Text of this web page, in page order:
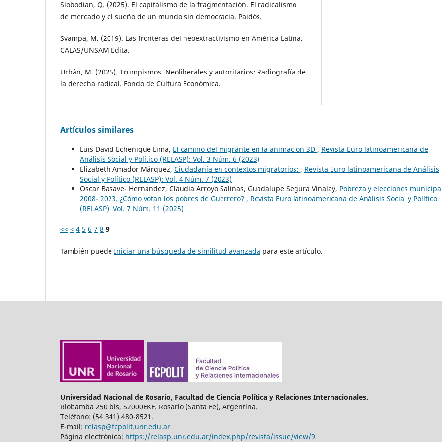
Slobodian, Q. (2025). El capitalismo de la fragmentación. El radicalismo
de mercado y el sueño de un mundo sin democracia. Paidós.
Svampa, M. (2019). Las fronteras del neoextractivismo en América Latina.
CALAS/UNSAM Edita.
Urbán, M. (2025). Trumpismos. Neoliberales y autoritarios: Radiografía de
la derecha radical. Fondo de Cultura Económica.
Artículos similares
Luis David Echenique Lima, El camino del migrante en la animación 3D , Revista Euro latinoamericana de
Análisis Social y Político (RELASP): Vol. 3 Núm. 6 (2023)
Elizabeth Amador Márquez, Ciudadanía en contextos migratorios: , Revista Euro latinoamericana de Análisis
Social y Político (RELASP): Vol. 4 Núm. 7 (2023)
Oscar Basave- Hernández, Claudia Arroyo Salinas, Guadalupe Segura Vinalay, Pobreza y elecciones
2008- 2023. ¿Cómo votan los pobres de Guerrero? , Revista Euro latinoamericana de Análisis Social y Político
(RELASP): Vol. 7 Núm. 11 (2025)
<< < 4 5 6 7 8 9
También puede Iniciar una búsqueda de similitud avanzada para este artículo.
Universidad Nacional de Rosario, Facultad de Ciencia Política y Relaciones Internacionales.
Riobamba 250 bis, S2000EKF. Rosario (Santa Fe), Argentina.
Teléfono: (54 341) 480-8521.
E-mail: relasp@fcpolit.unr.edu.ar
Página electrónica: https://relasp.unr.edu.ar/index.php/revista/issue/view/9